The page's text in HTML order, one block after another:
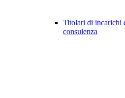
Titolari di incarichi
consulenza